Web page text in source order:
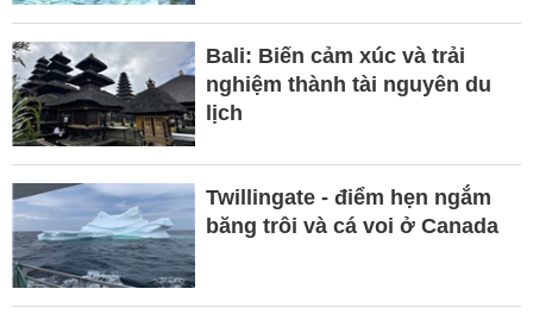
Bali: Biến cảm xúc và trải
nghiệm thành tài nguyên du
lịch
Twillingate - điểm hẹn ngắm
băng trôi và cá voi ở Canada